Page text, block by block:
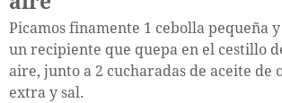
Picamos finamente 1 cebolla pequeña
un recipiente que quepa en el cestillo
aire, junto a 2 cucharadas de aceite de
extra y sal.